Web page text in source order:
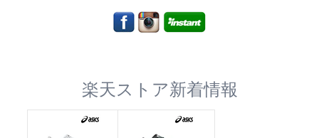
楽天ストア新着情報